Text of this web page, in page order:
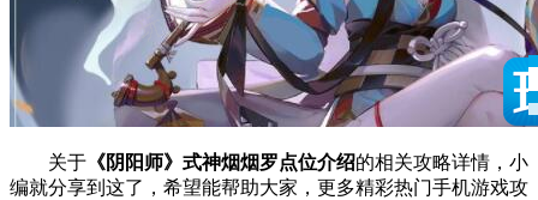
关于 《阴阳师》式神烟烟罗点位介绍的相关攻略详情，小
编就分享到这了，希望能帮助大家，更多精彩热门手机游戏攻